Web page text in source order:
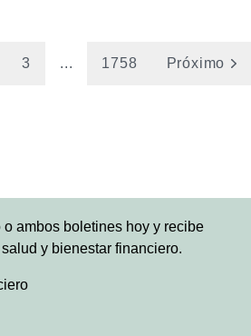
3 ... 1758 Próximo
o ambos boletines hoy y recibe
y bienestar financiero.